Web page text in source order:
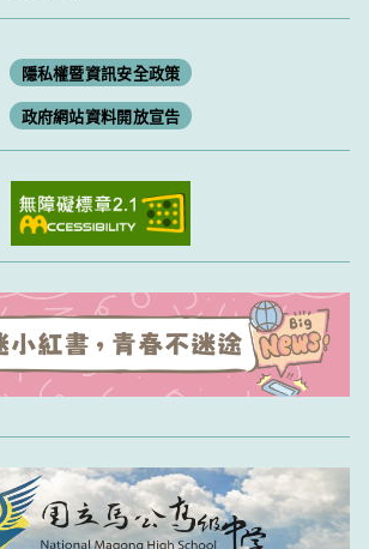
隱私權暨資訊安全政策
政府網站資料開放宣告